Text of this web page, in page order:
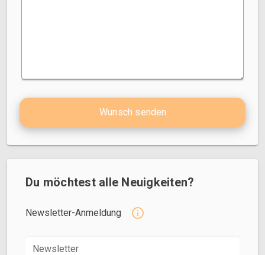
Wunsch senden
Du möchtest alle Neuigkeiten?
Newsletter-Anmeldung
Newsletter